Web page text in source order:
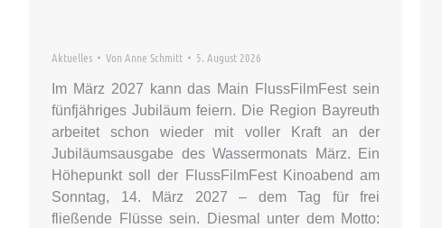
Aktuelles Von Anne Schmitt 5. August 2026
Im März 2027 kann das Main FlussFilmFest sein
fünfjähriges Jubiläum feiern. Die Region Bayreuth
arbeitet schon wieder mit voller Kraft an der
Jubiläumsausgabe des Wassermonats März. Ein
Höhepunkt soll der FlussFilmFest Kinoabend am
Sonntag, 14. März 2027 – dem Tag für frei
fließende Flüsse sein. Diesmal unter dem Motto: